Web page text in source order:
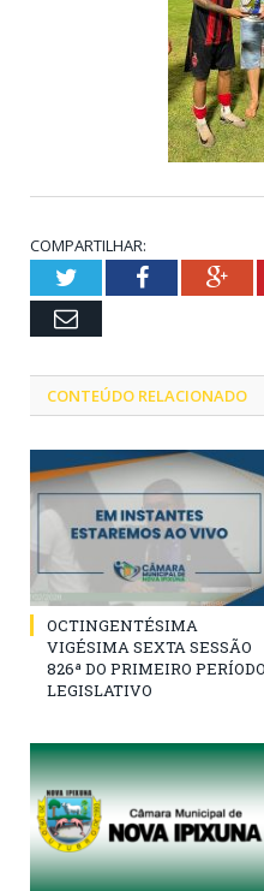
COMPARTILHAR:
TwitterFacebook
Email
CONTEÚDO RELACIONADO
OCTINGENTÉSIMA
VIGÉSIMA SEXTA SESSÃO
826ª DO PRIMEIRO PERÍODO
LEGISLATIVO